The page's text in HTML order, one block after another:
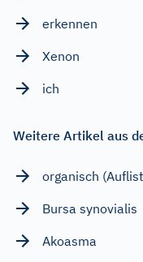
erkennen
Xenon
ich
Weitere Artikel aus
organisch
Bursa synovialis
Akoasma